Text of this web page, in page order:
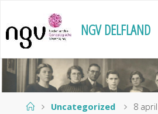
naar
de
inhoud
NGV DELFLAND
HomeUncategorized
8